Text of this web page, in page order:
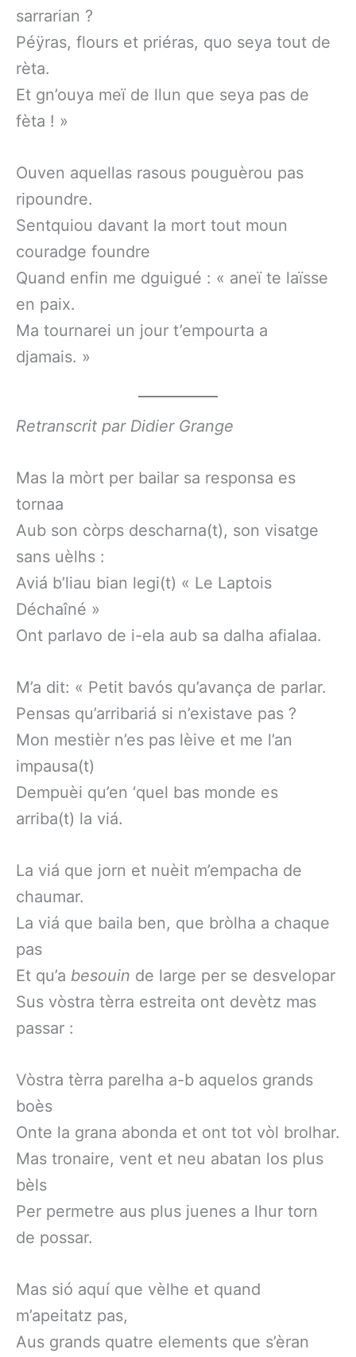
sarrarian ?
Péÿras, flours et priéras, quo seya tout de
rèta.
Et gn’ouya meï de llun que seya pas de
fèta ! »
Ouven aquellas rasous pouguèrou pas
ripoundre.
Sentquiou davant la mort tout moun
couradge foundre
Quand enfin me dguigué : « aneï te laïsse
en paix.
Ma tournarei un jour t’empourta a
djamais. »
Retranscrit par Didier Grange
Mas la mòrt per bailar sa responsa es
tornaa
Aub son còrps descharna(t), son visatge
sans uèlhs :
Aviá b’liau bian legi(t) « Le Laptois
Déchaîné »
Ont parlavo de i-ela aub sa dalha afialaa.
M’a dit: « Petit bavós qu’avança de parlar.
Pensas qu’arribariá si n’existave pas ?
Mon mestièr n’es pas lèive et me l’an
impausa(t)
Dempuèi qu’en ‘quel bas monde es
arriba(t) la viá.
La viá que jorn et nuèit m’empacha de
chaumar.
La viá que baila ben, que bròlha a chaque
pas
Et qu’a besouin de large per se desvelopar
Sus vòstra tèrra estreita ont devètz mas
passar :
Vòstra tèrra parelha a-b aquelos grands
boès
Onte la grana abonda et ont tot vòl brolhar.
Mas tronaire, vent et neu abatan los plus
bèls
Per permetre aus plus juenes a lhur torn
de possar.
Mas sió aquí que vèlhe et quand
m’apeitatz pas,
Aus grands quatre elements que s’èran